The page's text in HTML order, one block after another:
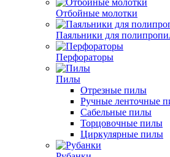
Отбойные молотки
Паяльники для
Перфораторы
Пилы
Отрезные пилы
Ручные ленточные
Сабельные пилы
Торцовочные пилы
Циркулярные пилы